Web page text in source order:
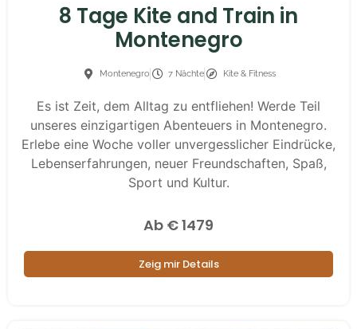
8 Tage Kite and Train in
Montenegro
Montenegro 7 Nächte Kite & Fitness
Es ist Zeit, dem Alltag zu entfliehen! Werde Teil
unseres einzigartigen Abenteuers in Montenegro.
Erlebe eine Woche voller unvergesslicher Eindrücke,
Lebenserfahrungen, neuer Freundschaften, Spaß,
Sport und Kultur.
Ab € 1479
Zeig mir Details